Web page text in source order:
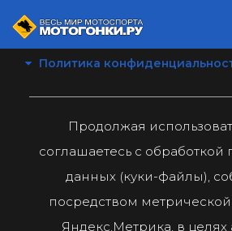
Политика
Продолжая
соглашаетесь с обработкой
данных (куки-файлы),
посредством
Яндекс.Метрика, в целях